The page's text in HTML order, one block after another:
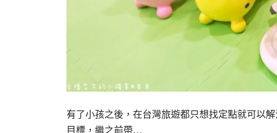
有了小孩之後，在台灣旅遊都只想找定點就可以
目標，繼之前帶…